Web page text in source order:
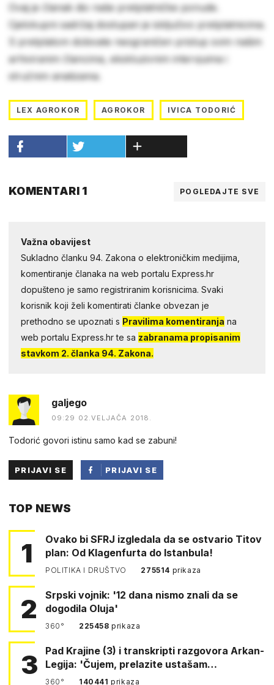
Ovaj je članak dio naše pretplatničke ponude.
Cjelokupni sadržaj dostupan je isključivo pretplatnicima.
S pretplatom dobivate neograničen pristup svim našim
arhiviranim člancima, ekskluzivnim intervjuima i
stručnim analizama.
LEX AGROKOR AGROKOR IVICA TODORIĆ
KOMENTARI 1 POGLEDAJTE SVE
Važna obavijest
Sukladno članku 94. Zakona o elektroničkim medijima,
komentiranje članaka na web portalu Express.hr
dopušteno je samo registriranim korisnicima. Svaki
korisnik koji želi komentirati članke obvezan je
prethodno se upoznati s Pravilima komentiranja na
web portalu Express.hr te sa zabranama propisanim
stavkom 2. članka 94. Zakona.
galjego
09:29 02.VELJAČA 2018.
Todorić govori istinu samo kad se zabuni!
PRIJAVI SE
PRIJAVI SE
TOP NEWS
1
Ovako bi SFRJ izgledala da se ostvario Titov
plan: Od Klagenfurta do Istanbula!
POLITIKA I DRUŠTVO 275514 prikaza
2
Srpski vojnik: '12 dana nismo znali da se
dogodila Oluja'
360° 225458prikaza
3
Pad Krajine (3) i transkripti razgovora Arkan-
Legija: 'Čujem, prelazite ustašam…
360° 140441prikaza